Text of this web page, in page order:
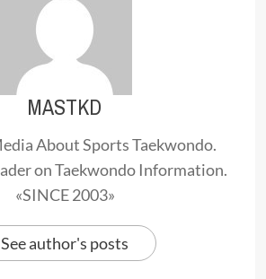
MASTKD
About Sports Taekwondo.
on Taekwondo Information.
«SINCE 2003»
See author's posts